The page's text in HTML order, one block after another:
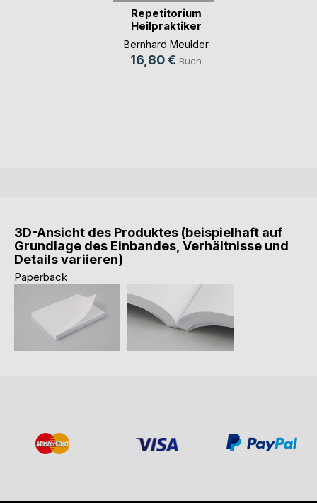
Repetitorium
Heilpraktiker
Psychot(...)
Bernhard Meulder
16,80 € Buch
3D-Ansicht des Produktes (beispielhaft auf
Grundlage des Einbandes, Verhältnisse und
Details variieren)
Paperback